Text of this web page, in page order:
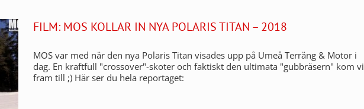
FILM: MOS KOLLAR IN NYA POLARIS TITAN – 2018
MOS var med när den nya Polaris Titan visades upp på Umeå Terräng & Motor i
dag. En kraftfull "crossover"-skoter och faktiskt den ultimata "gubbräsern" kom vi
fram till ;) Här ser du hela reportaget: